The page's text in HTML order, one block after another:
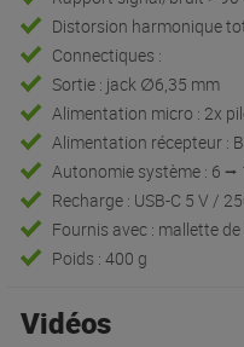
Distorsion harmonique
Connectiques :
Sortie : jack ∅6,35 mm
Alimentation micro : 2x
Alimentation récepteur :
Autonomie système : 6 ⭢
Recharge : USB-C 5 V /
Fournis avec : mallette
Poids : 400 g
Vidéos